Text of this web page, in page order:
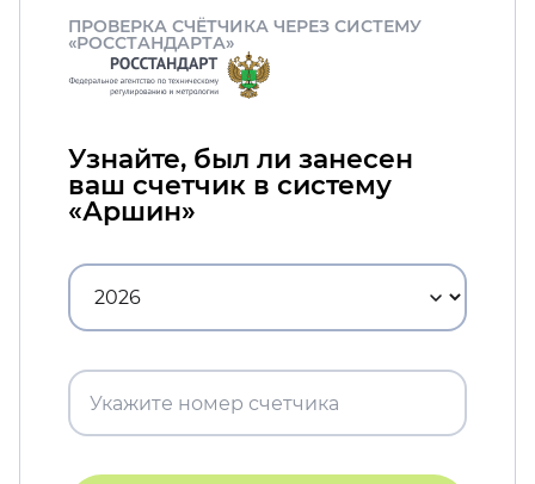
ПРОВЕРКА СЧЁТЧИКА ЧЕРЕЗ СИСТЕМУ
«РОССТАНДАРТА»
Узнайте, был ли занесен
ваш счетчик в систему
«Аршин»